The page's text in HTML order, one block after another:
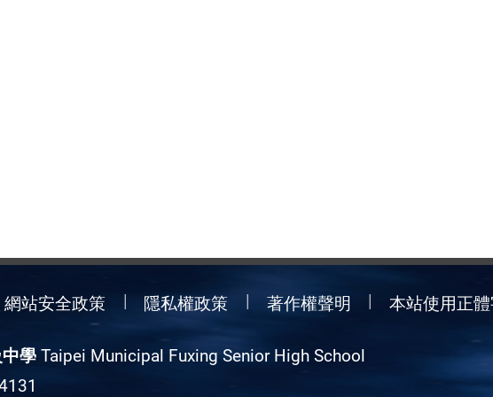
網站安全政策 隱私權政策 著作權聲明 本站使用正
學Taipei Municipal Fuxing Senior High School